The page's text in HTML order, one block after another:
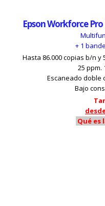
Epson Workforce
+ 1
Hasta 86.000 copias b/n y
25 ppm.
Escaneado doble
Bajo
Qué es